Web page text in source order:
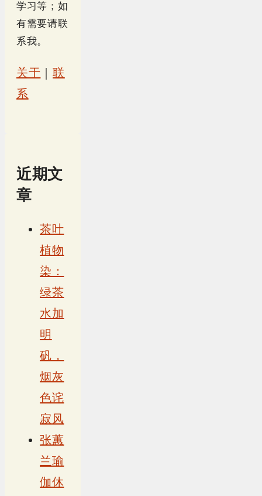
学习等；如
有需要请联
系我。
关于 ｜联
系
近期文
章
茶叶
植物
染：
绿茶
水加
明
矾，
烟灰
色诧
寂风
张蕙
兰瑜
伽休